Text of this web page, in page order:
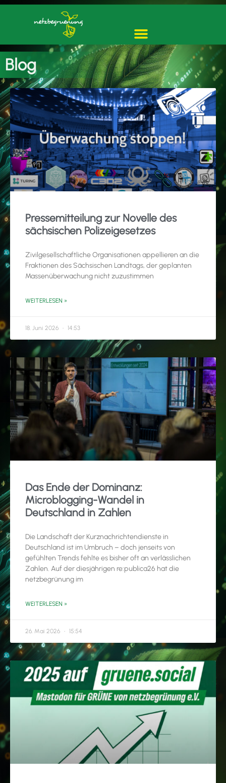
Blog
Pressemitteilung zur Novelle des
sächsischen Polizeigesetzes
Zivilgesellschaftliche Organisationen appellieren an die
Fraktionen des Sächsischen Landtags, der geplanten
Massenüberwachung nicht zuzustimmen
WEITERLESEN »
18. Juni 2026 14:53
Das Ende der Dominanz:
Microblogging-Wandel in
Deutschland in Zahlen
Die Landschaft der Kurznachrichtendienste in
Deutschland ist im Umbruch – doch jenseits von
gefühlten Trends fehlte es bisher oft an verlässlichen
Zahlen. Auf der diesjährigen re:publica26 hat die
netzbegrünung im
WEITERLESEN »
26. Mai 2026 15:54